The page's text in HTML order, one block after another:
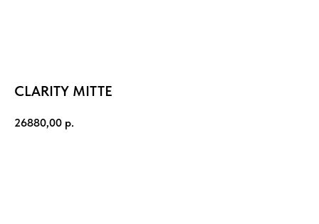
CLARITY MITTE
26880,00 р.